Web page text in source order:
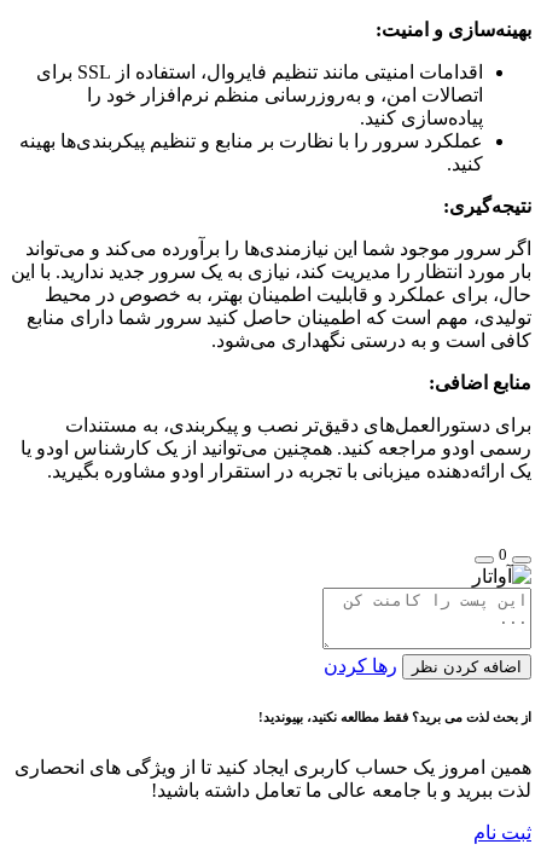
بهینه‌سازی و امنیت:
اقدامات امنیتی مانند تنظیم فایروال، استفاده از SSL برای
اتصالات امن، و به‌روزرسانی منظم نرم‌افزار خود را
پیاده‌سازی کنید.
عملکرد سرور را با نظارت بر منابع و تنظیم پیکربندی‌ها بهینه
کنید.
نتیجه‌گیری:
اگر سرور موجود شما این نیازمندی‌ها را برآورده می‌کند و می‌تواند
بار مورد انتظار را مدیریت کند، نیازی به یک سرور جدید ندارید. با این
حال، برای عملکرد و قابلیت اطمینان بهتر، به خصوص در محیط
تولیدی، مهم است که اطمینان حاصل کنید سرور شما دارای منابع
کافی است و به درستی نگهداری می‌شود.
منابع اضافی:
برای دستورالعمل‌های دقیق‌تر نصب و پیکربندی، به مستندات
رسمی اودو مراجعه کنید. همچنین می‌توانید از یک کارشناس اودو یا
یک ارائه‌دهنده میزبانی با تجربه در استقرار اودو مشاوره بگیرید.
0
اضافه کردن نظر رها کردن
از بحث لذت می برید؟ فقط مطالعه نکنید، بپیوندید!
همین امروز یک حساب کاربری ایجاد کنید تا از ویژگی های انحصاری
لذت ببرید و با جامعه عالی ما تعامل داشته باشید!
ثبت نام